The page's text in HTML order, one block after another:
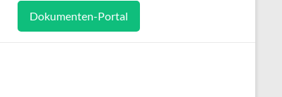
Dokumenten-Portal